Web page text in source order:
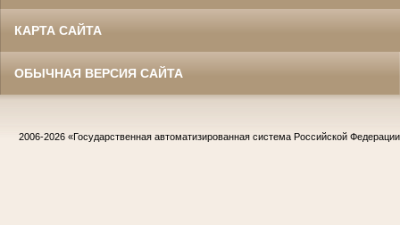
КАРТА САЙТА
ОБЫЧНАЯ ВЕРСИЯ САЙТА
2006-2026 «Государственная автоматизированная система Российской